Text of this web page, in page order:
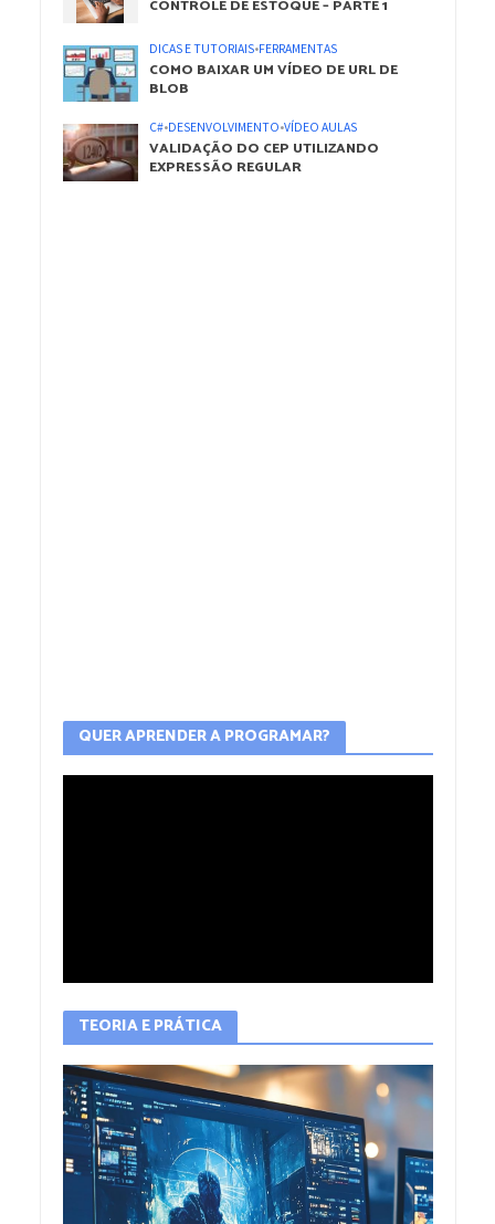
CONTROLE DE ESTOQUE – PARTE 1
DICAS E TUTORIAIS•FERRAMENTAS
COMO BAIXAR UM VÍDEO DE URL DE
BLOB
C#•DESENVOLVIMENTO•VÍDEO AULAS
VALIDAÇÃO DO CEP UTILIZANDO
EXPRESSÃO REGULAR
QUER APRENDER A PROGRAMAR?
TEORIA E PRÁTICA